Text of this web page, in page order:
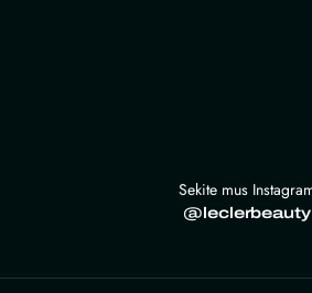
Sekite mus
@leclerbeauty